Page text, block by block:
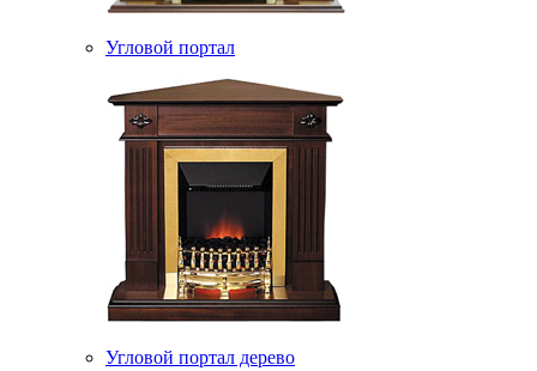
Угловой портал
Угловой портал дерево